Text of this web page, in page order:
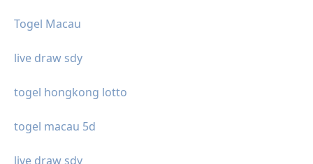
Togel Macau
live draw sdy
togel hongkong lotto
togel macau 5d
live draw sdy